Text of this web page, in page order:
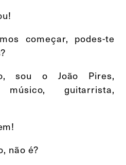
começar, podes-te
sou o João Pires,
guitarrista,
não é?